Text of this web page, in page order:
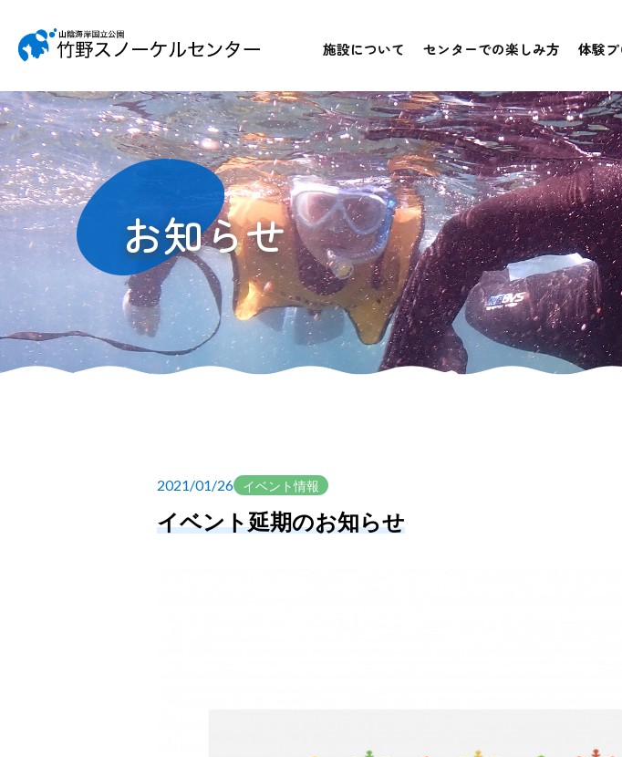
施設について センターでの楽しみ方 体験
お知らせ
2021/01/26 イベント情報
イベント延期のお知らせ